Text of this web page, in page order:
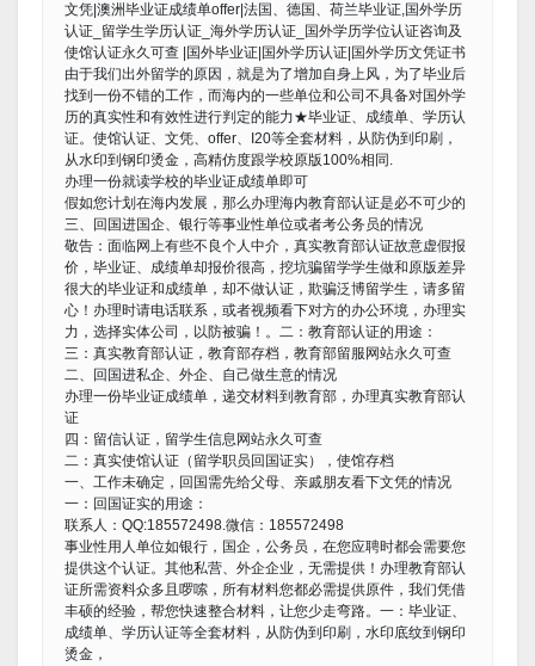
文凭|澳洲毕业证成绩单offer|法国、德国、荷兰毕业证,国外学历
认证_留学生学历认证_海外学历认证_国外学历学位认证咨询及
使馆认证永久可查 |国外毕业证|国外学历认证|国外学历文凭证书
由于我们出外留学的原因，就是为了增加自身上风，为了毕业后
找到一份不错的工作，而海内的一些单位和公司不具备对国外学
历的真实性和有效性进行判定的能力★毕业证、成绩单、学历认
证。使馆认证、文凭、offer、I20等全套材料，从防伪到印刷，
从水印到钢印烫金，高精仿度跟学校原版100%相同.
办理一份就读学校的毕业证成绩单即可
假如您计划在海内发展，那么办理海内教育部认证是必不可少的
三、回国进国企、银行等事业性单位或者考公务员的情况
敬告：面临网上有些不良个人中介，真实教育部认证故意虚假报
价，毕业证、成绩单却报价很高，挖坑骗留学学生做和原版差异
很大的毕业证和成绩单，却不做认证，欺骗泛博留学生，请多留
心！办理时请电话联系，或者视频看下对方的办公环境，办理实
力，选择实体公司，以防被骗！。二：教育部认证的用途：
三：真实教育部认证，教育部存档，教育部留服网站永久可查
二、回国进私企、外企、自己做生意的情况
办理一份毕业证成绩单，递交材料到教育部，办理真实教育部认
证
四：留信认证，留学生信息网站永久可查
二：真实使馆认证（留学职员回国证实），使馆存档
一、工作未确定，回国需先给父母、亲戚朋友看下文凭的情况
一：回国证实的用途：
联系人：QQ:185572498.微信：185572498
事业性用人单位如银行，国企，公务员，在您应聘时都会需要您
提供这个认证。其他私营、外企企业，无需提供！办理教育部认
证所需资料众多且啰嗦，所有材料您都必需提供原件，我们凭借
丰硕的经验，帮您快速整合材料，让您少走弯路。一：毕业证、
成绩单、学历认证等全套材料，从防伪到印刷，水印底纹到钢印
烫金，